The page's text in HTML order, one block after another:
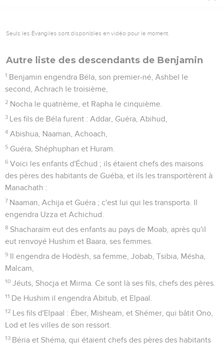
Seuls les Évangiles sont disponibles en vidéo pour le moment.
Autre liste des descendants de Benjamin
1 Benjamin engendra Béla, son premier-né, Ashbel le
second, Achrach le troisième,
2 Nocha le quatrième, et Rapha le cinquième.
3 Les fils de Béla furent : Addar, Guéra, Abihud,
4 Abishua, Naaman, Achoach,
5 Guéra, Shéphuphan et Huram.
6 Voici les enfants d'Échud ; ils étaient chefs des maisons
des pères des habitants de Guéba, et ils les transportèrent à
Manachath :
7 Naaman, Achija et Guéra ; c'est lui qui les transporta. Il
engendra Uzza et Achichud.
8 Shacharaïm eut des enfants au pays de Moab, après qu'il
eut renvoyé Hushim et Baara, ses femmes.
9 Il engendra de Hodèsh, sa femme, Jobab, Tsibia, Mésha,
Malcam,
10 Jéuts, Shocja et Mirma. Ce sont là ses fils, chefs des pères.
11 De Hushim il engendra Abitub, et Elpaal.
12 Les fils d'Elpaal : Éber, Misheam, et Shémer, qui bâtit Ono,
Lod et les villes de son ressort.
13 Béria et Shéma, qui étaient chefs des pères des habitants